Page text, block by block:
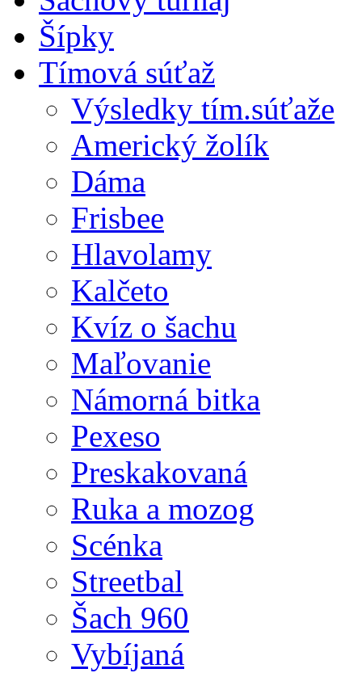
Šípky
Tímová súťaž
Výsledky tím.súťaže
Americký žolík
Dáma
Frisbee
Hlavolamy
Kalčeto
Kvíz o šachu
Maľovanie
Námorná bitka
Pexeso
Preskakovaná
Ruka a mozog
Scénka
Streetbal
Šach 960
Vybíjaná